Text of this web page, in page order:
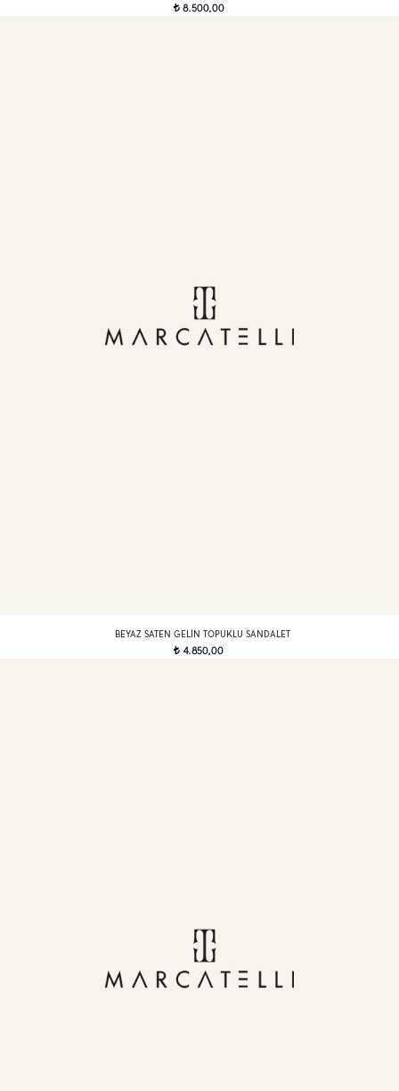
t8.500,00
BEYAZ SATEN GELIN TOPUKLU SANDALET
t 4.850,00